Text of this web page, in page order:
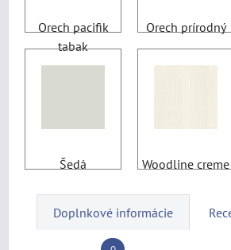
Orech pacifik
tabak
Orech prírodný
Šedá Woodline creme
Doplnkové informácie